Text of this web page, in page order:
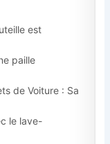
est
paille
de Voiture : Sa
le lave-